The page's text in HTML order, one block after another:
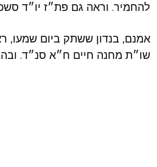
להחמיר. וראה גם פת״ז יו״ד
אמנם, בנדון ששתק ביום שמעו,
שו״ת מחנה חיים ח״א סנ״ד.